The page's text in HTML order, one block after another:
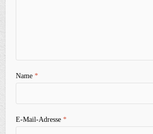
Name*
E-Mail-Adresse*